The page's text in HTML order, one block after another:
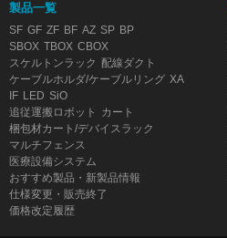
製品一覧
SF GF ZF BF AZ SP BP
SBOX TBOX CBOX
スケルトンラック 配線ダクト
ケーブルホルダ/ケーブルリング XA
IF LED SiO
追従運搬ロボット
カート
梱包材カート/デバイスラック
マルチフェンス
医療設備システム
おすすめ製品・新製品情報
仕様変更・販売終了
価格改定履歴